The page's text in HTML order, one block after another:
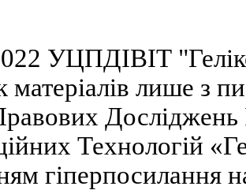
УЦПДІВІТ
матеріалів лише з
Досліджень
Технологій
гіперпосилання